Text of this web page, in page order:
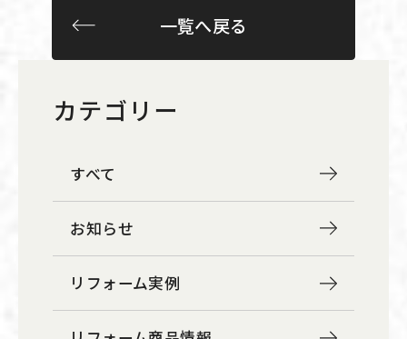
カテゴリー
すべて
お知らせ
リフォーム実例
一覧へ戻る